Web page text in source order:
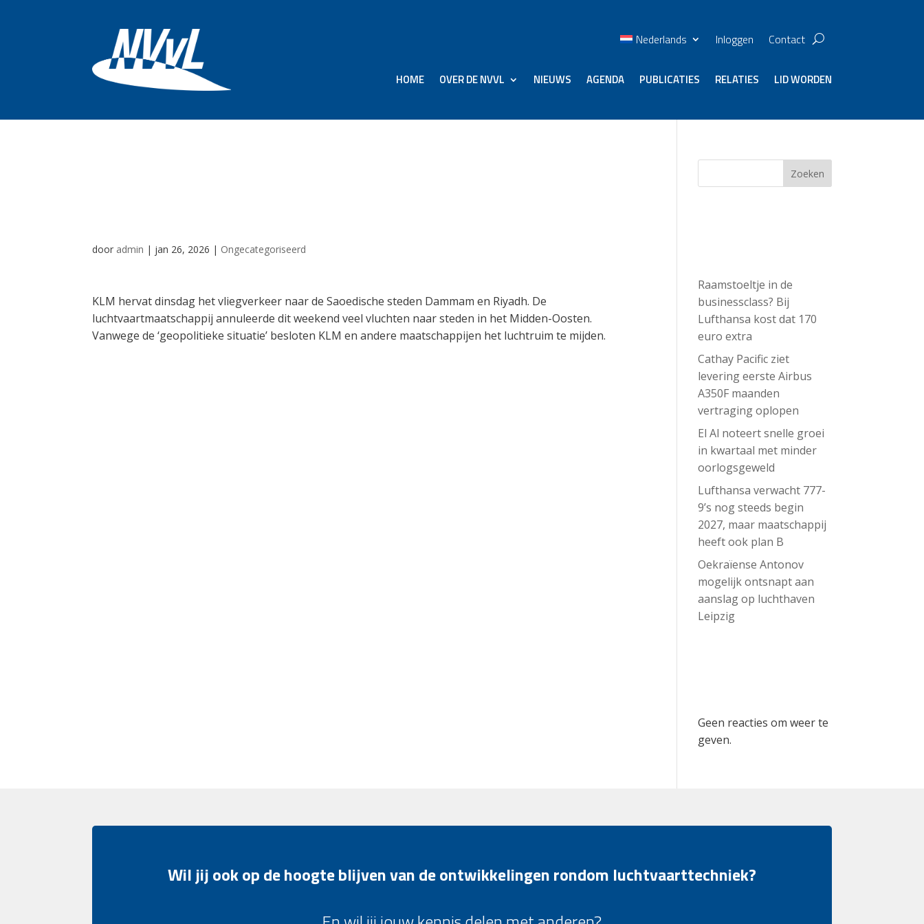
Nederlands Inloggen Contact
HOME OVER DE NVVL NIEUWS AGENDA PUBLICATIES RELATIES LID WORDEN
door admin | jan 26, 2026 | Ongecategoriseerd
KLM hervat dinsdag het vliegverkeer naar de Saoedische steden Dammam en Riyadh. De
luchtvaartmaatschappij annuleerde dit weekend veel vluchten naar steden in het Midden-Oosten.
Vanwege de ‘geopolitieke situatie’ besloten KLM en andere maatschappijen het luchtruim te mijden.
Zoeken
Raamstoeltje in de
businessclass? Bij
Lufthansa kost dat 170
euro extra
Cathay Pacific ziet
levering eerste Airbus
A350F maanden
vertraging oplopen
El Al noteert snelle groei
in kwartaal met minder
oorlogsgeweld
Lufthansa verwacht 777-
9’s nog steeds begin
2027, maar maatschappij
heeft ook plan B
Oekraïense Antonov
mogelijk ontsnapt aan
aanslag op luchthaven
Leipzig
Geen reacties om weer te
geven.
Wil jij ook op de hoogte blijven van de ontwikkelingen rondom luchtvaarttechniek?